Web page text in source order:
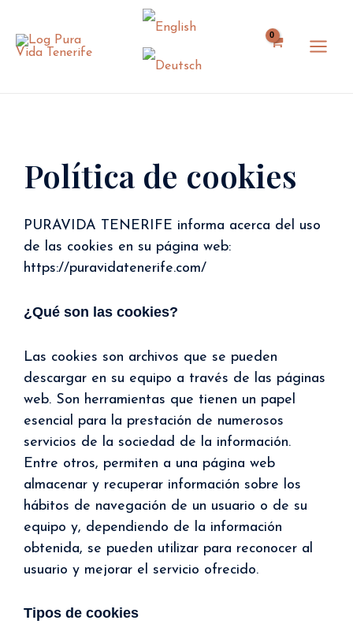
contenido
Política de cookies
PURAVIDA TENERIFE informa acerca del uso
de las cookies en su página web:
https://puravidatenerife.com/
¿Qué son las cookies?
Las cookies son archivos que se pueden
descargar en su equipo a través de las páginas
web. Son herramientas que tienen un papel
esencial para la prestación de numerosos
servicios de la sociedad de la información.
Entre otros, permiten a una página web
almacenar y recuperar información sobre los
hábitos de navegación de un usuario o de su
equipo y, dependiendo de la información
obtenida, se pueden utilizar para reconocer al
usuario y mejorar el servicio ofrecido.
Tipos de cookies